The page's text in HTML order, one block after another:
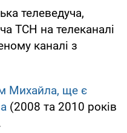
телеведуча,
ТСН на телеканалі
каналі з
Михайла, ще є
(2008 та 2010 років